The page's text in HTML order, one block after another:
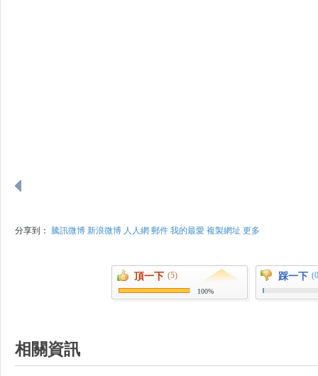
分享到： 騰訊微博 新浪微博 人人網 郵件 我的最愛 複製網址 更多
頂一下 (5)
100%
踩一下
相關資訊